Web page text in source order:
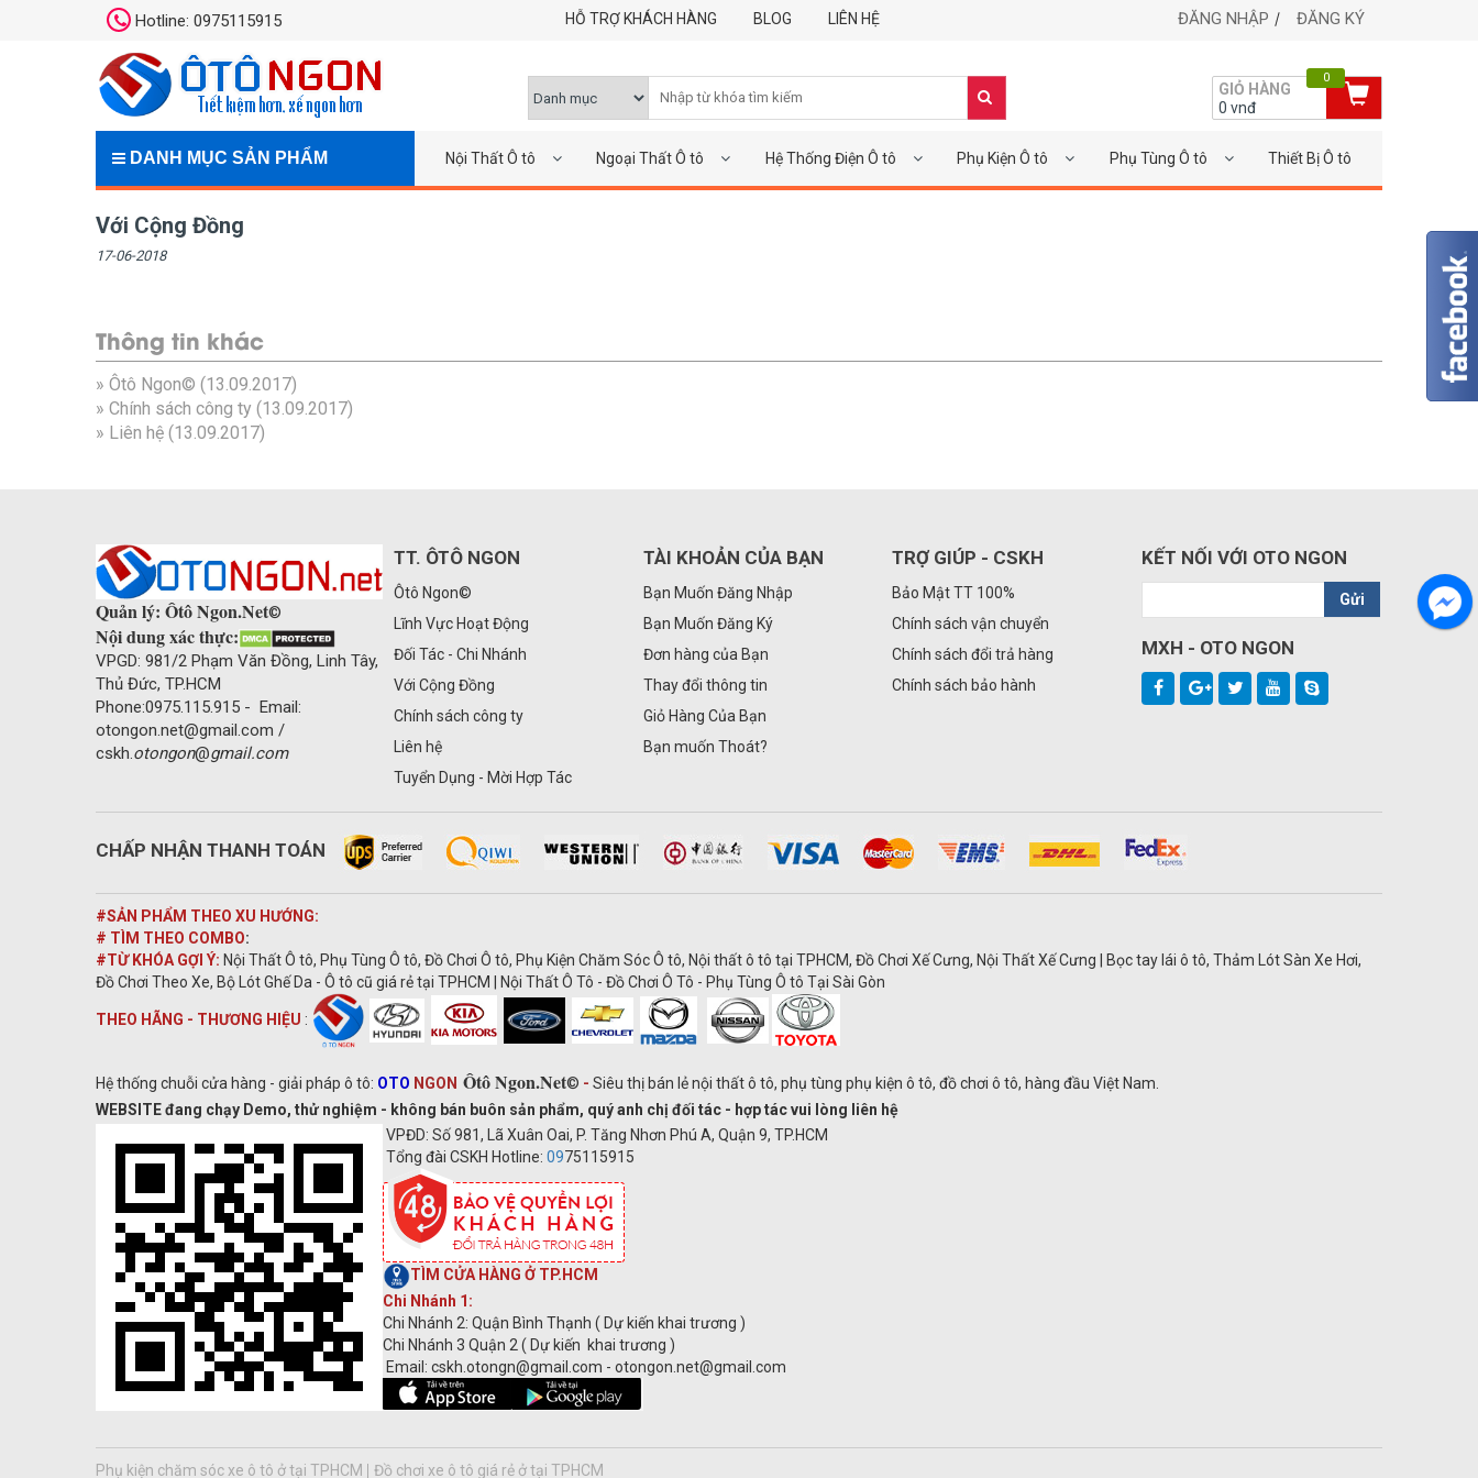
Hotline: 0975115915 HỖ TRỢ KHÁCH HÀNG BLOG LIÊN HỆ ĐĂNG NHẬP ĐĂNG KÝ
GIỎ HÀNG
0 vnđ
0
DANH MỤC SẢN PHẨM Nội Thất Ô tô Ngoại Thất Ô tô Hệ Thống Điện Ô tô Phụ Kiện Ô tô Phụ Tùng Ô tô Thiết Bị Ô tô
Với Cộng Đồng
17-06-2018
Thông tin khác
» Ôtô Ngon© (13.09.2017)
» Chính sách công ty (13.09.2017)
» Liên hệ (13.09.2017)
Quản lý: Ôtô Ngon.Net©
Nội dung xác thực:
VPGD: 981/2 Phạm Văn Đồng, Linh Tây,
Thủ Đức, TP.HCM
Phone:0975.115.915 - Email:
otongon.net@gmail.com /
cskh.otongon@gmail.com
TT. ÔTÔ NGON
Ôtô Ngon©
Lĩnh Vực Hoạt Động
Đối Tác - Chi Nhánh
Với Cộng Đồng
Chính sách công ty
Liên hệ
Tuyển Dụng - Mời Hợp Tác
TÀI KHOẢN CỦA BẠN
Bạn Muốn Đăng Nhập
Bạn Muốn Đăng Ký
Đơn hàng của Bạn
Thay đổi thông tin
Giỏ Hàng Của Bạn
Bạn muốn Thoát?
TRỢ GIÚP - CSKH
Bảo Mật TT 100%
Chính sách vận chuyển
Chính sách đổi trả hàng
Chính sách bảo hành
KẾT NỐI VỚI OTO NGON
Gửi
MXH - OTO NGON
CHẤP NHẬN THANH TOÁN
#SẢN PHẨM THEO XU HƯỚNG:
# TÌM THEO COMBO:
#TỪ KHÓA GỢI Ý: Nội Thất Ô tô, Phụ Tùng Ô tô, Đồ Chơi Ô tô, Phụ Kiện Chăm Sóc Ô tô, Nội thất ô tô tại TPHCM, Đồ Chơi Xế Cưng, Nội Thất Xế Cưng | Bọc tay lái ô tô, Thảm Lót Sàn Xe Hơi,
Đồ Chơi Theo Xe, Bộ Lót Ghế Da - Ô tô cũ giá rẻ tại TPHCM | Nội Thất Ô Tô - Đồ Chơi Ô Tô - Phụ Tùng Ô tô Tại Sài Gòn
THEO HÃNG - THƯƠNG HIỆU :
Hệ thống chuỗi cửa hàng - giải pháp ô tô: OTO NGON Ôtô Ngon.Net© - Siêu thị bán lẻ nội thất ô tô, phụ tùng phụ kiện ô tô, đồ chơi ô tô, hàng đầu Việt Nam.
WEBSITE đang chạy Demo, thử nghiệm - không bán buôn sản phẩm, quý anh chị đối tác - hợp tác vui lòng liên hệ
VPĐD: Số 981, Lã Xuân Oai, P. Tăng Nhơn Phú A, Quận 9, TP.HCM
Tổng đài CSKH Hotline: 0975115915
TÌM CỬA HÀNG Ở TP.HCM
Chi Nhánh 1:
Chi Nhánh 2: Quận Bình Thạnh ( Dự kiến khai trương )
Chi Nhánh 3 Quận 2 ( Dự kiến khai trương )
Email: cskh.otongn@gmail.com - otongon.net@gmail.com
Phụ kiện chăm sóc xe ô tô ở tại TPHCM Đồ chơi xe ô tô giá rẻ ở tại TPHCM